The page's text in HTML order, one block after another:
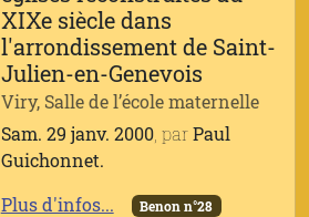
XIXe siècle dans
l'arrondissement de Saint-
Julien-en-Genevois
Viry, Salle de l’école maternelle
Sam. 29 janv. 2000, parPaul
Guichonnet.
Plus d'infos...
Benon n°28